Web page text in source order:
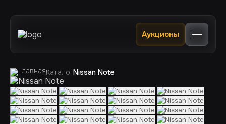
Главная
Каталог
Клиентам
Отслеживание
Контакты
Аукционы
КаталогNissan Note